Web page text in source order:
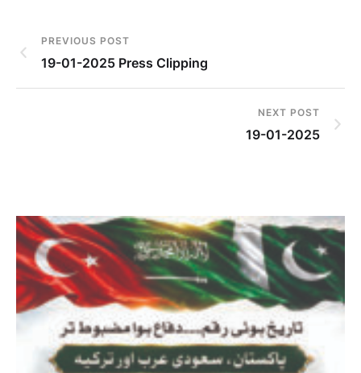
PREVIOUS POST
19-01-2025 Press Clipping
NEXT POST
19-01-2025